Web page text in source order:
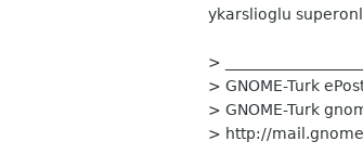
ykarslioglu
>
> GNOME-Turk
> GNOME-Turk
> http://